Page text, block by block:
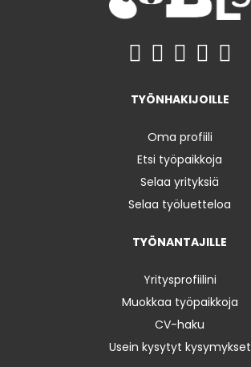
TYÖNHAKIJOILLE
Oma profiili
Etsi työpaikkoja
Selaa yrityksiä
Selaa työluetteloa
TYÖNANTAJILLE
Yritysprofiilini
Muokkaa työpaikkoja
CV-haku
Usein kysytyt kysymykset